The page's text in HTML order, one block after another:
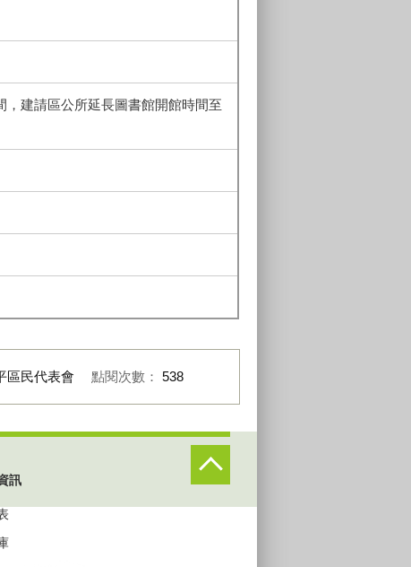
建請區公所延長圖書館開館時間至
區民代表會 點閱次數： 538
訊